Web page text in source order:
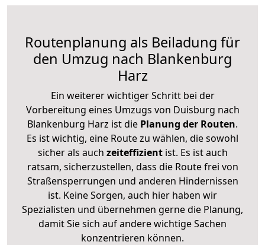
Routenplanung als Beiladung für
den Umzug nach Blankenburg
Harz
Ein weiterer wichtiger Schritt bei der
Vorbereitung eines Umzugs von Duisburg nach
Blankenburg Harz ist die Planung der Routen.
Es ist wichtig, eine Route zu wählen, die sowohl
sicher als auch zeiteffizientist. Es ist auch
ratsam, sicherzustellen, dass die Route frei von
Straßensperrungen und anderen Hindernissen
ist. Keine Sorgen, auch hier haben wir
Spezialisten und übernehmen gerne die Planung,
damit Sie sich auf andere wichtige Sachen
konzentrieren können.